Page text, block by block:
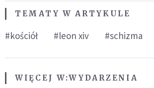
TEMATY W ARTYKULE
#kościół #leon xiv #schizma
WIĘCEJ W:WYDARZENIA